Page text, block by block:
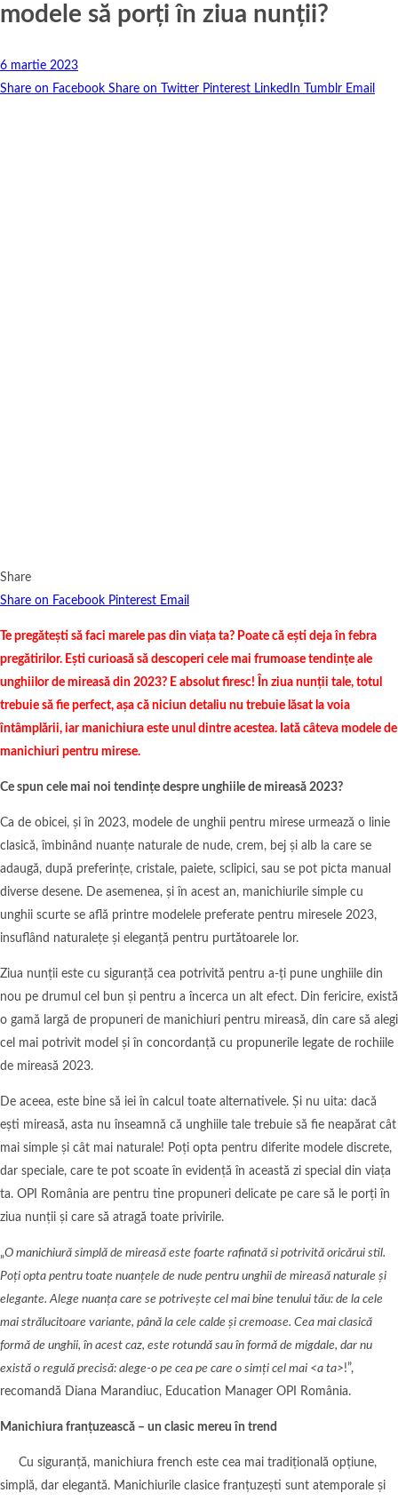
modele să porți în ziua nunții?
6 martie 2023
Share on Facebook Share on Twitter Pinterest LinkedIn Tumblr Email
Share
Share on Facebook Pinterest Email
Te pregătești să faci marele pas din viața ta? Poate că ești deja în febra
pregătirilor. Ești curioasă să descoperi cele mai frumoase tendințe ale
unghiilor de mireasă din 2023? E absolut firesc! În ziua nunții tale, totul
trebuie să fie perfect, așa că niciun detaliu nu trebuie lăsat la voia
întâmplării, iar manichiura este unul dintre acestea. Iată câteva modele de
manichiuri pentru mirese.
Ce spun cele mai noi tendințe despre unghiile de mireasă 2023?
Ca de obicei, și în 2023, modele de unghii pentru mirese urmează o linie
clasică, îmbinând nuanțe naturale de nude, crem, bej și alb la care se
adaugă, după preferințe, cristale, paiete, sclipici, sau se pot picta manual
diverse desene. De asemenea, și în acest an, manichiurile simple cu
unghii scurte se află printre modelele preferate pentru miresele 2023,
insuflând naturalețe și eleganță pentru purtătoarele lor.
Ziua nunții este cu siguranță cea potrivită pentru a-ți pune unghiile din
nou pe drumul cel bun și pentru a încerca un alt efect. Din fericire, există
o gamă largă de propuneri de manichiuri pentru mireasă, din care să alegi
cel mai potrivit model și în concordanță cu propunerile legate de rochiile
de mireasă 2023.
De aceea, este bine să iei în calcul toate alternativele. Și nu uita: dacă
ești mireasă, asta nu înseamnă că unghiile tale trebuie să fie neapărat cât
mai simple și cât mai naturale! Poți opta pentru diferite modele discrete,
dar speciale, care te pot scoate în evidență în această zi special din viața
ta. OPI România are pentru tine propuneri delicate pe care să le porți în
ziua nunții și care să atragă toate privirile.
„O manichiură simplă de mireasă este foarte rafinată si potrivită oricărui stil.
Poți opta pentru toate nuanțele de nude pentru unghii de mireasă naturale și
elegante. Alege nuanța care se potrivește cel mai bine tenului tău: de la cele
mai strălucitoare variante, până la cele calde și cremoase. Cea mai clasică
formă de unghii, în acest caz, este rotundă sau în formă de migdale, dar nu
există o regulă precisă: alege-o pe cea pe care o simți cel mai <a ta>!”,
recomandă Diana Marandiuc, Education Manager OPI România.
Manichiura franțuzească – un clasic mereu în trend
Cu siguranță, manichiura french este cea mai tradițională opțiune,
simplă, dar elegantă. Manichiurile clasice franțuzești sunt atemporale și